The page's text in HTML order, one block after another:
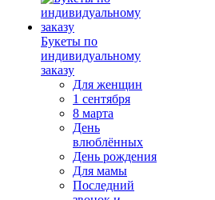
Букеты по
индивидуальному
заказу
Для женщин
1 сентября
8 марта
День
влюблённых
День рождения
Для мамы
Последний